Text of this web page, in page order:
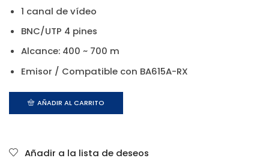
1 canal de vídeo
BNC/UTP 4 pines
Alcance: 400 ~ 700 m
Emisor / Compatible con BA615A-RX
AÑADIR AL CARRITO
Añadir a la lista de deseos